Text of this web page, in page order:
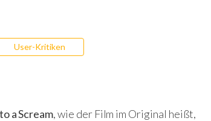
User-Kritiken
a Scream, wie der Film im Original heißt,